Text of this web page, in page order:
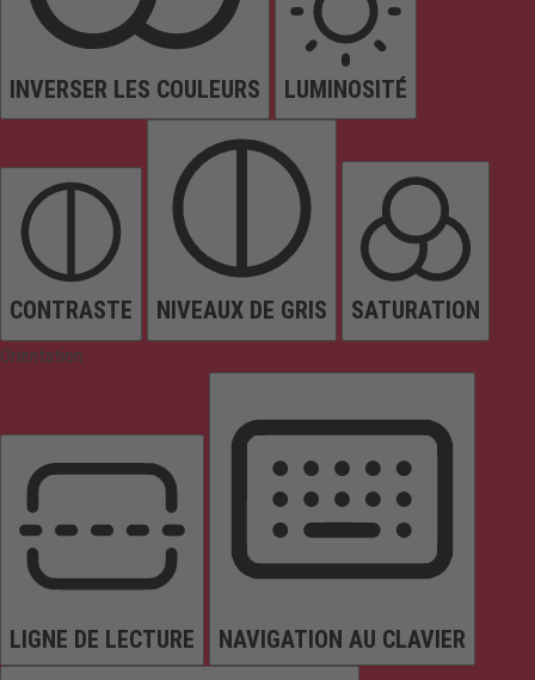
INVERSER LES COULEURS LUMINOSITÉ
CONTRASTE NIVEAUX DE GRIS SATURATION
Orientation
LIGNE DE LECTURE NAVIGATION AU CLAVIER